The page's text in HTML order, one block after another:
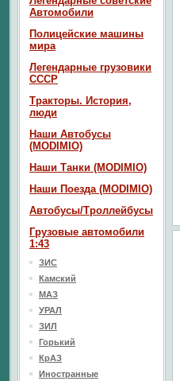
Автомобили
Полицейские машины
мира
Легендарные грузовики
СССР
Тракторы. История,
люди
Наши Автобусы
(MODIMIO)
Наши Танки (MODIMIO)
Наши Поезда (MODIMIO)
Автобусы/Троллейбусы
Грузовые автомобили
1:43
ЗИС
Камский
МАЗ
УРАЛ
ЗИЛ
Горький
КрАЗ
Иностранные